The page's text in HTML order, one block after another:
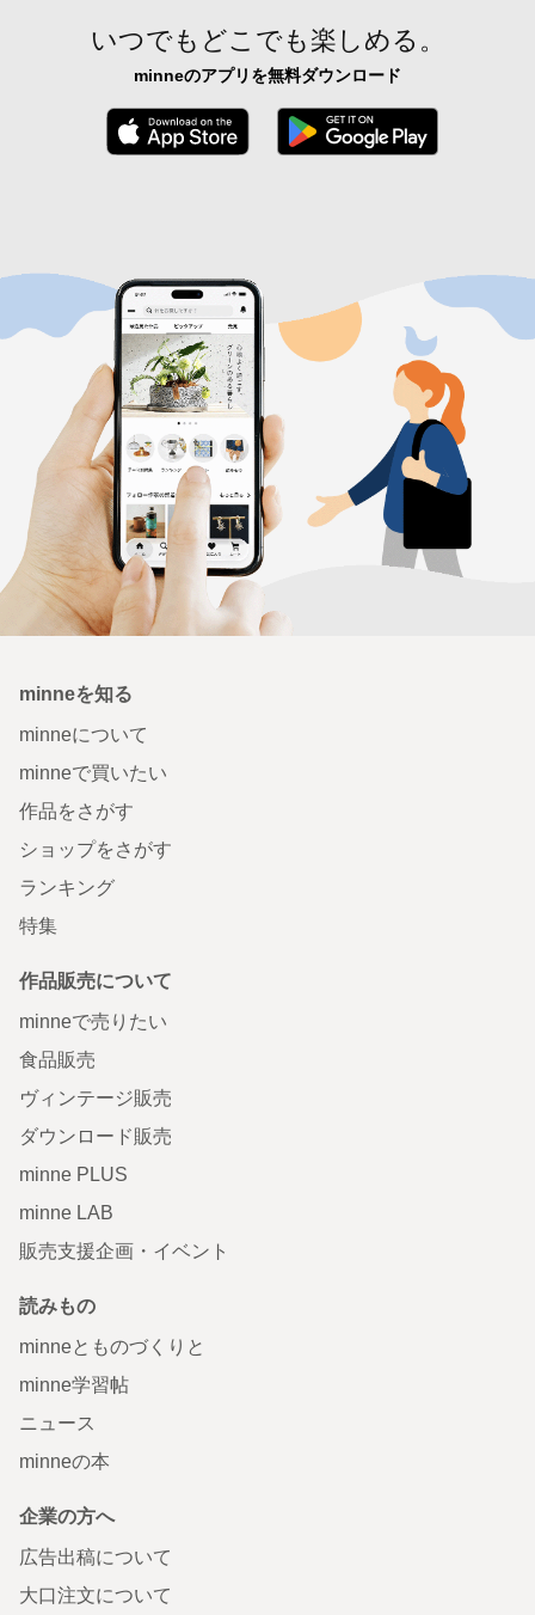
いつでもどこでも楽しめる。
minneのアプリを無料ダウンロード
minneを知る
minneについて
minneで買いたい
作品をさがす
ショップをさがす
ランキング
特集
作品販売について
minneで売りたい
食品販売
ヴィンテージ販売
ダウンロード販売
minne PLUS
minne LAB
販売支援企画・イベント
読みもの
minneとものづくりと
minne学習帖
ニュース
minneの本
企業の方へ
広告出稿について
大口注文について